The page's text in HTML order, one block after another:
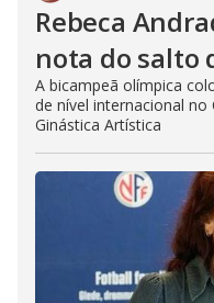
Rebeca
nota do salto
A bicampeã olímpica
de nível internacional
Ginástica Artística